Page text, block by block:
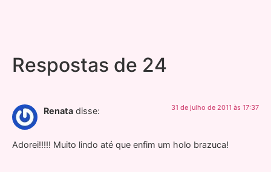
Respostas de 24
Renata disse: 31 de julho de 2011 às 17:37
Adorei!!!!! Muito lindo até que enfim um holo brazuca!